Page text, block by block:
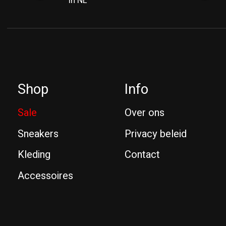
Shop
Sale
Sneakers
Kleding
Accessoires
Info
Over ons
Privacy beleid
Contact